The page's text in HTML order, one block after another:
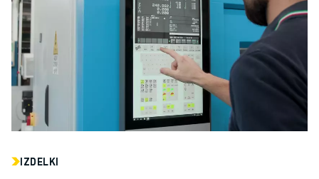
IZDELKI